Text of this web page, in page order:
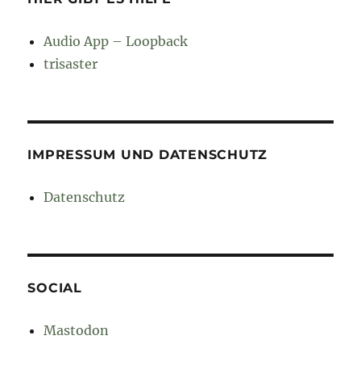
Audio App – Loopback
trisaster
IMPRESSUM UND DATENSCHUTZ
Datenschutz
SOCIAL
Mastodon